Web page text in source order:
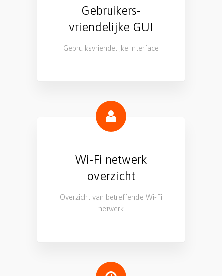
Gebruikers-
vriendelijke GUI
Gebruiksvriendelijke interface
Wi-Fi netwerk
overzicht
Overzicht van betreffende Wi-Fi
netwerk